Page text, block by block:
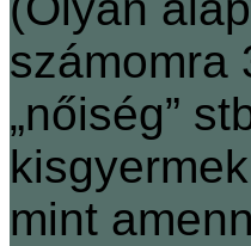
számomra
„nőiség”
mint